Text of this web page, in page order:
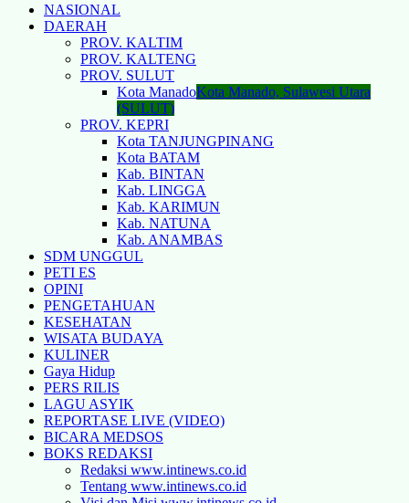
NASIONAL
DAERAH
PROV. KALTIM
PROV. KALTENG
PROV. SULUT
Kota ManadoKota Manado, Sulawesi Utara
(SULUT)
PROV. KEPRI
Kota TANJUNGPINANG
Kota BATAM
Kab. BINTAN
Kab. LINGGA
Kab. KARIMUN
Kab. NATUNA
Kab. ANAMBAS
SDM UNGGUL
PETI ES
OPINI
PENGETAHUAN
KESEHATAN
WISATA BUDAYA
KULINER
Gaya Hidup
PERS RILIS
LAGU ASYIK
REPORTASE LIVE (VIDEO)
BICARA MEDSOS
BOKS REDAKSI
Redaksi www.intinews.co.id
Tentang www.intinews.co.id